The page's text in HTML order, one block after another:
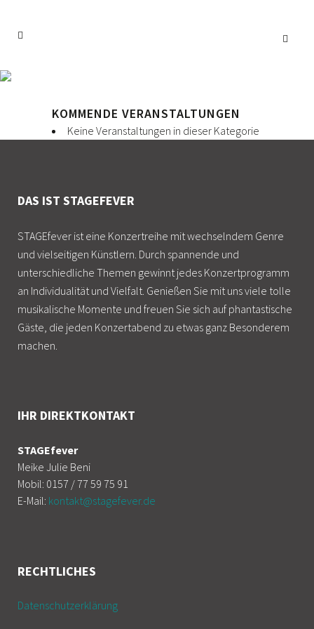
KOMMENDE VERANSTALTUNGEN
Keine Veranstaltungen in dieser Kategorie
DAS IST STAGEFEVER
STAGEfever ist eine Konzertreihe mit wechselndem Genre
und vielseitigen Künstlern. Durch spannende und
unterschiedliche Themen gewinnt jedes Konzertprogramm
an Individualität und Vielfalt. Genießen Sie mit uns viele tolle
musikalische Momente und freuen Sie sich auf phantastische
Gäste, die jeden Konzertabend zu etwas ganz Besonderem
machen.
IHR DIREKTKONTAKT
STAGEfever
Meike Julie Beni
Mobil: 0157 / 77 59 75 91
E-Mail: kontakt@stagefever.de
RECHTLICHES
Datenschutzerklärung